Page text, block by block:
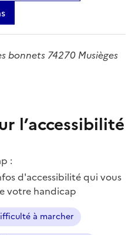
bonnets 74270 Musièges
l’accessibilité
:
d'accessibilité qui vous
votre handicap
à marcher